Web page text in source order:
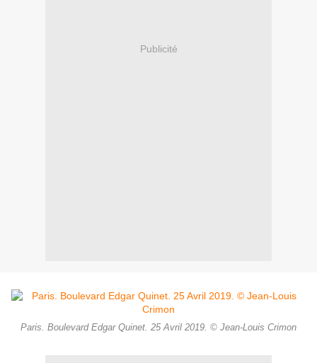
Publicité
Paris. Boulevard Edgar Quinet. 25 Avril 2019. © Jean-Louis Crimon